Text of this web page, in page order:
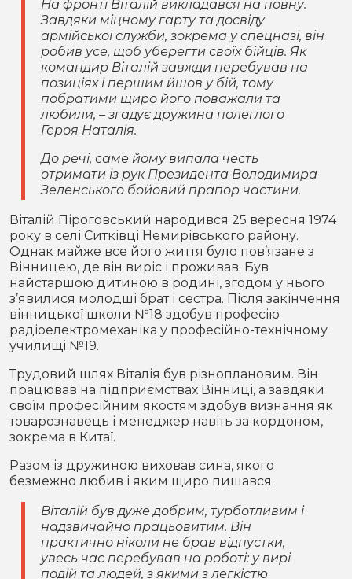
На фронті Віталій викладався на повну.
Завдяки міцному гарту та досвіду
армійської служби, зокрема у спецназі, він
робив усе, щоб уберегти своїх бійців. Як
командир Віталій завжди перебував на
позиціях і першим йшов у бій, тому
побратими щиро його поважали та
любили, – згадує дружина полеглого
Героя Наталія.
До речі, саме йому випала честь
отримати із рук Президента Володимира
Зеленського бойовий прапор частини.
Віталій Піроговський народився 25 вересня 1974
року в селі Ситківці Немирівського району.
Однак майже все його життя було пов’язане з
Вінницею, де він виріс і проживав. Був
найстаршою дитиною в родині, згодом у нього
з’явилися молодші брат і сестра. Після закінчення
вінницької школи №18 здобув професію
радіоелектромеханіка у професійно-технічному
училищі №19.
Трудовий шлях Віталія був різноплановим. Він
працював на підприємствах Вінниці, а завдяки
своїм професійним якостям здобув визнання як
товарознавець і менеджер навіть за кордоном,
зокрема в Китаї.
Разом із дружиною виховав сина, якого
безмежно любив і яким щиро пишався.
Віталій був дуже добрим, турботливим і
надзвичайно працьовитим. Він
практично ніколи не брав відпустки,
увесь час перебував на роботі: у вирі
подій та людей, з якими з легкістю